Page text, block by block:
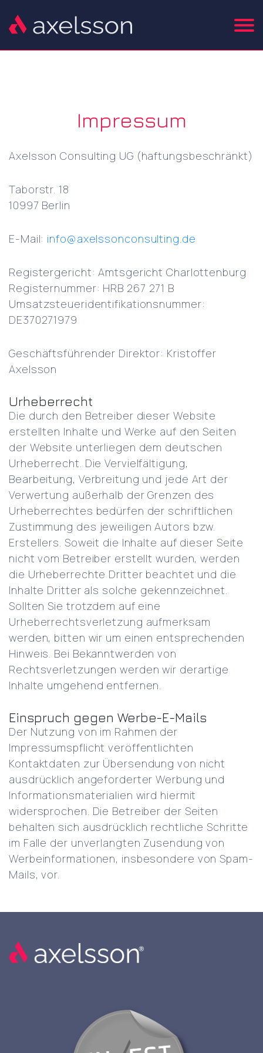
Impressum
Axelsson Consulting UG (haftungsbeschränkt)
Taborstr. 18
10997 Berlin
E-Mail: info@axelssonconsulting.de
Registergericht: Amtsgericht Charlottenburg
Registernummer: HRB 267 271 B
Umsatzsteueridentifikationsnummer:
DE370271979
Geschäftsführender Direktor: Kristoffer
Axelsson
Urheberrecht
Die durch den Betreiber dieser Website
erstellten Inhalte und Werke auf den Seiten
der Website unterliegen dem deutschen
Urheberrecht. Die Vervielfältigung,
Bearbeitung, Verbreitung und jede Art der
Verwertung außerhalb der Grenzen des
Urheberrechtes bedürfen der schriftlichen
Zustimmung des jeweiligen Autors bzw.
Erstellers. Soweit die Inhalte auf dieser Seite
nicht vom Betreiber erstellt wurden, werden
die Urheberrechte Dritter beachtet und die
Inhalte Dritter als solche gekennzeichnet.
Sollten Sie trotzdem auf eine
Urheberrechtsverletzung aufmerksam
werden, bitten wir um einen entsprechenden
Hinweis. Bei Bekanntwerden von
Rechtsverletzungen werden wir derartige
Inhalte umgehend entfernen.
Einspruch gegen Werbe-E-Mails
Der Nutzung von im Rahmen der
Impressumspflicht veröffentlichten
Kontaktdaten zur Übersendung von nicht
ausdrücklich angeforderter Werbung und
Informationsmaterialien wird hiermit
widersprochen. Die Betreiber der Seiten
behalten sich ausdrücklich rechtliche Schritte
im Falle der unverlangten Zusendung von
Werbeinformationen, insbesondere von Spam-
Mails, vor.